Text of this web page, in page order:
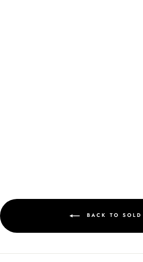
BACK TO SOLD